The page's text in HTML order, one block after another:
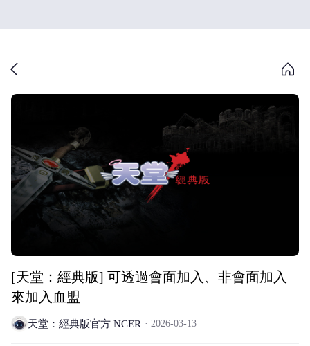
[天堂：經典版] 可透過會面加入、非會面加入
來加入血盟
天堂：經典版官方 NCER 2026-03-13